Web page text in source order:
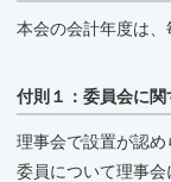
本会の会計年度は、
付則１：委員会に関
理事会で設置が認
委員について理事